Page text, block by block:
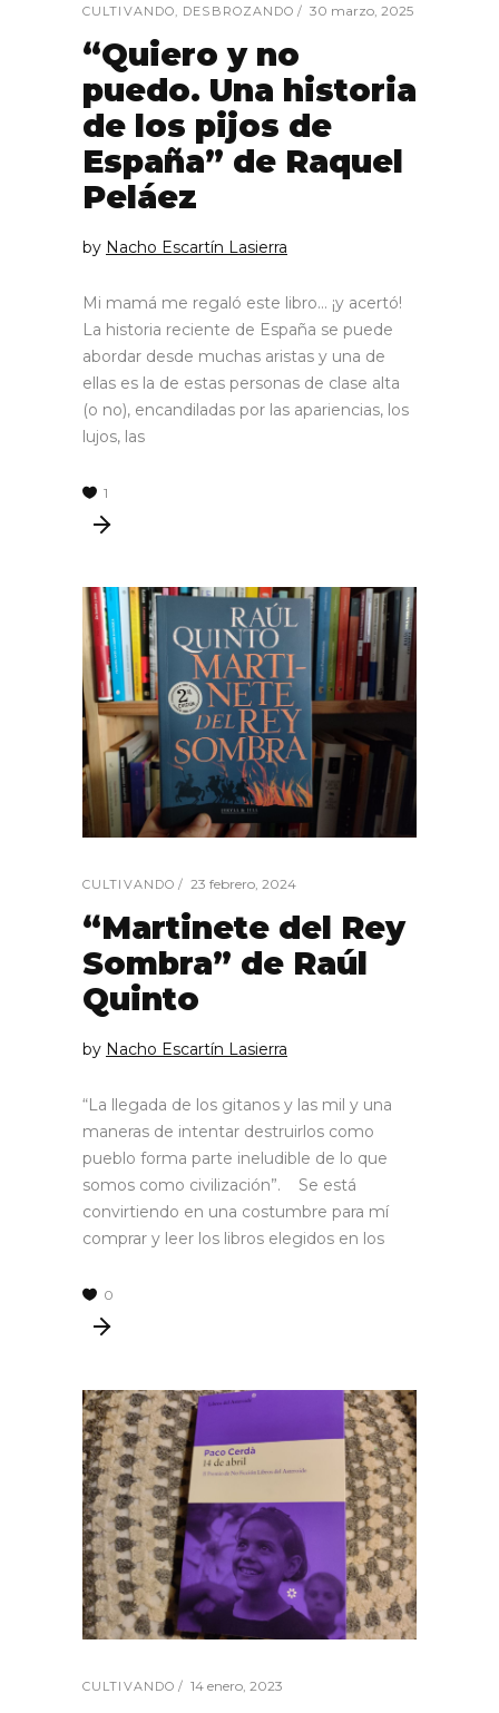
CULTIVANDO, DESBROZANDO 30 marzo, 2025
“Quiero y no
puedo. Una historia
de los pijos de
España” de Raquel
Peláez
by Nacho Escartín Lasierra
Mi mamá me regaló este libro… ¡y acertó!
La historia reciente de España se puede
abordar desde muchas aristas y una de
ellas es la de estas personas de clase alta
(o no), encandiladas por las apariencias, los
lujos, las
1
CULTIVANDO 23 febrero, 2024
“Martinete del Rey
Sombra” de Raúl
Quinto
by Nacho Escartín Lasierra
“La llegada de los gitanos y las mil y una
maneras de intentar destruirlos como
pueblo forma parte ineludible de lo que
somos como civilización”. Se está
convirtiendo en una costumbre para mí
comprar y leer los libros elegidos en los
0
CULTIVANDO 14 enero, 2023